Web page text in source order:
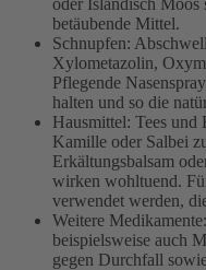
betäubende Mittel.
Schnupfen:
Xylometazolin,
Pflegende
halten und so die
Hausmittel: Tees
Kamille oder Salbei
Erkältungsbalsam
wirken wohltuend.
verwendet werden,
Weitere
beispielsweise auch
gegen Durchfall